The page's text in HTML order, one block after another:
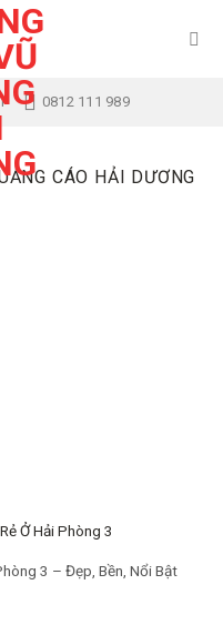
0812 111 989
CÁO HẢI DƯƠNG
Ở Hải Phòng 3
3 – Đẹp, Bền, Nổi Bật